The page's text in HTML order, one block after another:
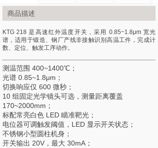
商品描述
KTG 218 是高速红外温度开关，采用 0.85~1.8μm 宽光
谱，适用于锻造、钢厂产线非接触识别高温工件，完成计
数、定位、触发工序动作。
测温范围 400~1400℃；
光谱 0.85~1.8μm；
切换响应仅 600 微秒；
10 组固定光学镜头可选，测量距离覆盖
170~2000mm；
标配常亮白色 LED 瞄准靶光；
电位器可调触发阈值，LED 显示开关状态；
不锈钢小型圆柱机身；
开关输出 20V，最大 30mA；